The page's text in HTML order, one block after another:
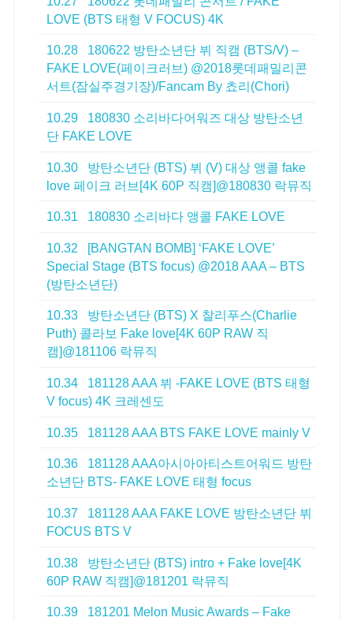
LOVE (BTS 태형 V FOCUS) 4K
10.28
180622 방탄소년단 뷔 직캠 (BTS/V) –
FAKE LOVE(페이크러브) @2018롯데패밀리콘
서트(잠실주경기장)/Fancam By 쵸리(Chori)
10.29
180830 소리바다어워즈 대상 방탄소년
단 FAKE LOVE
10.30
방탄소년단 (BTS) 뷔 (V) 대상 앵콜 fake
love 페이크 러브[4K 60P 직캠]@180830 락뮤직
10.31 180830 소리바다 앵콜 FAKE LOVE
10.32
[BANGTAN BOMB] ‘FAKE LOVE’
Special Stage (BTS focus) @2018 AAA – BTS
(방탄소년단)
10.33
방탄소년단 (BTS) X 찰리푸스(Charlie
Puth) 콜라보 Fake love[4K 60P RAW 직
캠]@181106 락뮤직
10.34
181128 AAA 뷔 -FAKE LOVE (BTS 태형
V focus) 4K 크레센도
10.35 181128 AAA BTS FAKE LOVE mainly V
10.36
181128 AAA아시아아티스트어워드 방탄
소년단 BTS- FAKE LOVE 태형 focus
10.37
181128 AAA FAKE LOVE 방탄소년단 뷔
FOCUS BTS V
10.38
방탄소년단 (BTS) intro + Fake love[4K
60P RAW 직캠]@181201 락뮤직
10.39
181201 Melon Music Awards – Fake